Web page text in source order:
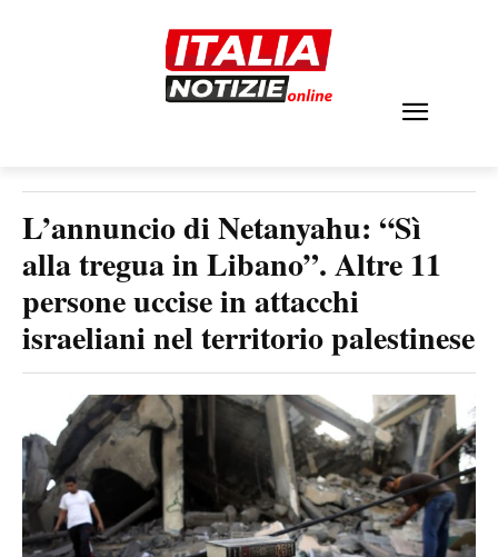
L’annuncio di Netanyahu: “Sì
alla tregua in Libano”. Altre 11
persone uccise in attacchi
israeliani nel territorio palestinese